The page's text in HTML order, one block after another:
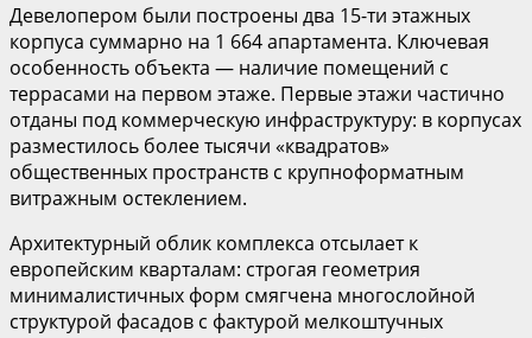
Девелопером были построены два 15-ти этажных
корпуса суммарно на 1 664 апартамента. Ключевая
особенность объекта — наличие помещений с
террасами на первом этаже. Первые этажи частично
отданы под коммерческую инфраструктуру: в корпусах
разместилось более тысячи «квадратов»
общественных пространств с крупноформатным
витражным остеклением.
Архитектурный облик комплекса отсылает к
европейским кварталам: строгая геометрия
минималистичных форм смягчена многослойной
структурой фасадов с фактурой мелкоштучных